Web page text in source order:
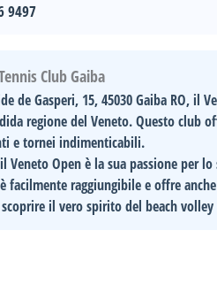
9497
Club Gaiba
de Gasperi, 15, 45030 Gaiba RO, il
regione del Veneto. Questo club
e tornei indimenticabili.
Veneto Open è la sua passione per
facilmente raggiungibile e offre
il vero spirito del beach volley